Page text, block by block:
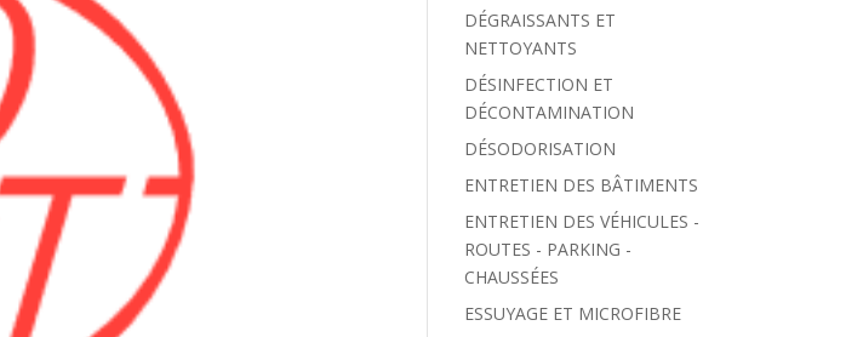
DÉGRAISSANTS ET
NETTOYANTS
DÉSINFECTION ET
DÉCONTAMINATION
DÉSODORISATION
ENTRETIEN DES BÂTIMENTS
ENTRETIEN DES VÉHICULES -
ROUTES - PARKING -
CHAUSSÉES
ESSUYAGE ET MICROFIBRE